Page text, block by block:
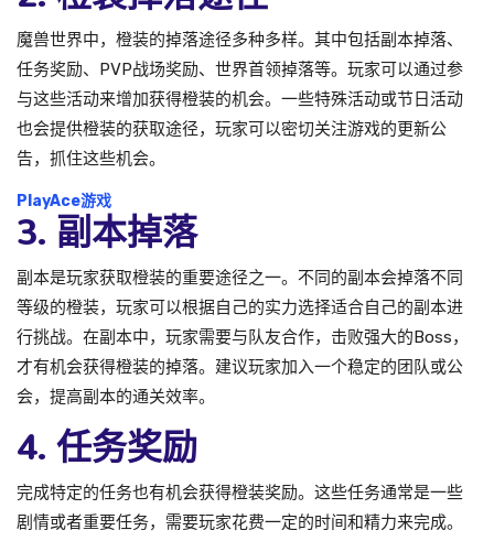
魔兽世界中，橙装的掉落途径多种多样。其中包括副本掉落、
任务奖励、PVP战场奖励、世界首领掉落等。玩家可以通过参
与这些活动来增加获得橙装的机会。一些特殊活动或节日活动
也会提供橙装的获取途径，玩家可以密切关注游戏的更新公
告，抓住这些机会。
PlayAce游戏
3. 副本掉落
副本是玩家获取橙装的重要途径之一。不同的副本会掉落不同
等级的橙装，玩家可以根据自己的实力选择适合自己的副本进
行挑战。在副本中，玩家需要与队友合作，击败强大的Boss，
才有机会获得橙装的掉落。建议玩家加入一个稳定的团队或公
会，提高副本的通关效率。
4. 任务奖励
完成特定的任务也有机会获得橙装奖励。这些任务通常是一些
剧情或者重要任务，需要玩家花费一定的时间和精力来完成。